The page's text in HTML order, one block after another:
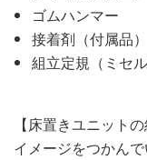
ゴムハンマー
接着剤（付属品）
組立定規（ミセ
【床置きユニットの
イメージをつかん